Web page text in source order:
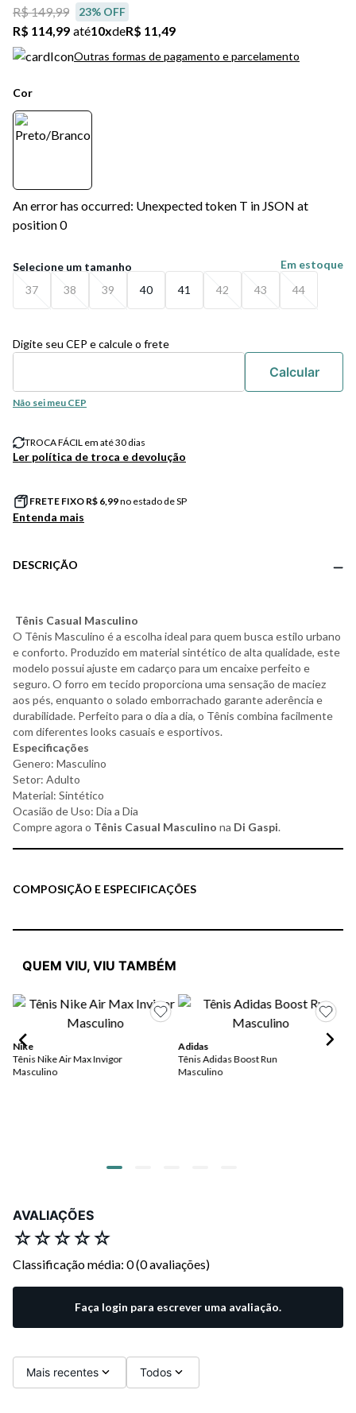
R$ 149,99 23% OFF
R$ 114,99 até10xdeR$ 11,49
Outras formas de pagamento e parcelamento
Cor
An error has occurred: Unexpected token T in JSON at
position 0
37 38 39 40 41 42 43 44
Em estoque
Digite seu CEP e calcule o frete
Não sei meu CEP
TROCA FÁCIL em até 30 dias
Ler política de troca e devolução
FRETE FIXO R$ 6,99no estado de SP
Entenda mais
DESCRIÇÃO
Tênis Casual Masculino
O Tênis Masculino é a escolha ideal para quem busca estilo urbano
e conforto. Produzido em material sintético de alta qualidade, este
modelo possui ajuste em cadarço para um encaixe perfeito e
seguro. O forro em tecido proporciona uma sensação de maciez
aos pés, enquanto o solado emborrachado garante aderência e
durabilidade. Perfeito para o dia a dia, o Tênis combina facilmente
com diferentes looks casuais e esportivos.
Especificações
Genero: Masculino
Setor: Adulto
Material: Sintético
Ocasião de Uso: Dia a Dia
Compre agora o Tênis Casual Masculino na Di Gaspi.
COMPOSIÇÃO E ESPECIFICAÇÕES
QUEM VIU, VIU TAMBÉM
Nike
Tênis Nike Air Max Invigor
Masculino
Adidas
Tênis Adidas Boost Run
Masculino
AVALIAÇÕES
☆☆☆☆☆
Classificação média: 0(0 avaliações)
Faça login para escrever uma avaliação.
Mais recentes Todos